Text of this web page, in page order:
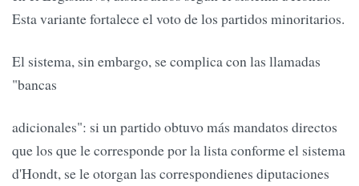
Esta variante fortalece el voto de los partidos minoritarios.
El sistema, sin embargo, se complica con las llamadas
"bancas
adicionales": si un partido obtuvo más mandatos directos
que los que le corresponde por la lista conforme el sistema
d'Hondt, se le otorgan las correspondienes diputaciones